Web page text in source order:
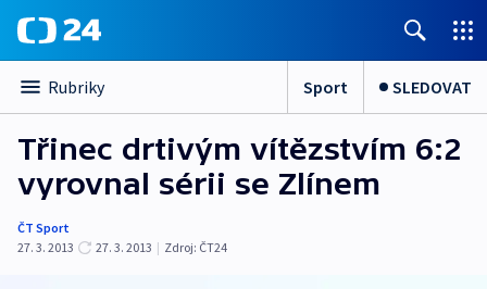
Rubriky Sport SLEDOVAT
Třinec drtivým vítězstvím 6:2
vyrovnal sérii se Zlínem
ČT Sport
27. 3. 2013
27. 3. 2013 | Zdroj: ČT24